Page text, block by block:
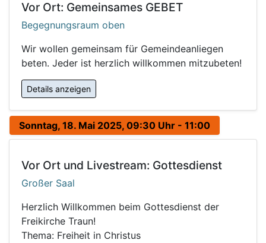
Vor Ort: Gemeinsames GEBET
Begegnungsraum oben
Wir wollen gemeinsam für Gemeindeanliegen
beten. Jeder ist herzlich willkommen mitzubeten!
Details anzeigen
Sonntag, 18. Mai 2025, 09:30 Uhr - 11:00
Vor Ort und Livestream: Gottesdienst
Großer Saal
Herzlich Willkommen beim Gottesdienst der
Freikirche Traun!
Thema: Freiheit in Christus